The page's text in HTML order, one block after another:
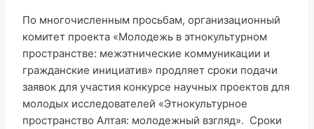
По многочисленным просьбам, организационный
комитет проекта «Молодежь в этнокультурном
пространстве: межэтнические коммуникации и
гражданские инициатив» продляет сроки подачи
заявок для участия конкурсе научных проектов для
молодых исследователей «Этнокультурное
пространство Алтая: молодежный взгляд». Сроки